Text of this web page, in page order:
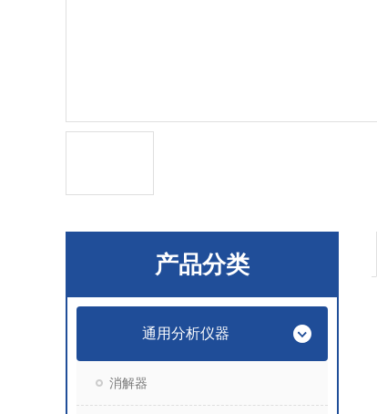
产品分类
通用分析仪器
消解器